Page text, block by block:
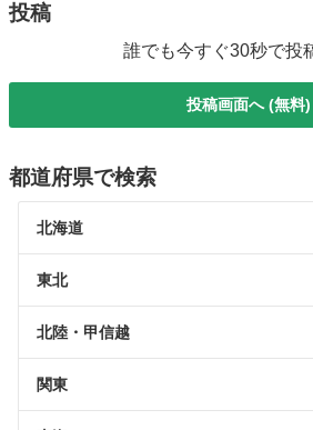
投稿
誰でも今すぐ30秒で投
投稿画面へ (無料)
都道府県で検索
北海道
東北
北陸・甲信越
関東